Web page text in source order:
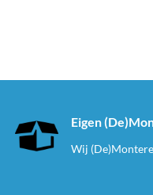
Eigen
Wij